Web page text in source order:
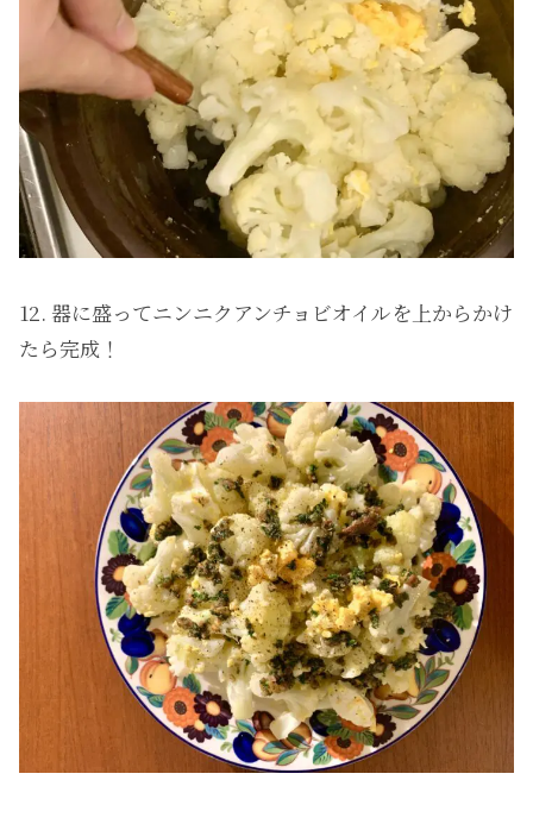
12. 器に盛ってニンニクアンチョビオイルを上からかけ
たら完成！